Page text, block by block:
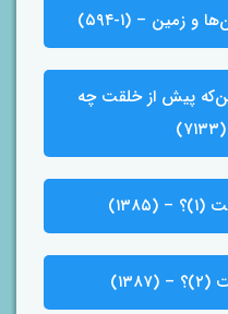
زمین – (۱-۵۹۴)
پیش از خلقت چه